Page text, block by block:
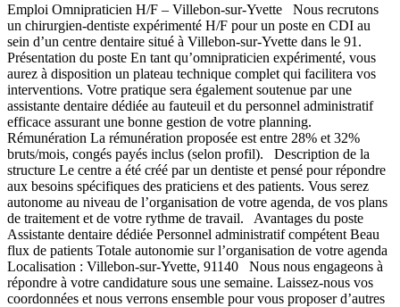
Emploi Omnipraticien H/F – Villebon-sur-Yvette Nous recrutons
un chirurgien-dentiste expérimenté H/F pour un poste en CDI au
sein d’un centre dentaire situé à Villebon-sur-Yvette dans le 91.
Présentation du poste En tant qu’omnipraticien expérimenté, vous
aurez à disposition un plateau technique complet qui facilitera vos
interventions. Votre pratique sera également soutenue par une
assistante dentaire dédiée au fauteuil et du personnel administratif
efficace assurant une bonne gestion de votre planning.
Rémunération La rémunération proposée est entre 28% et 32%
bruts/mois, congés payés inclus (selon profil). Description de la
structure Le centre a été créé par un dentiste et pensé pour répondre
aux besoins spécifiques des praticiens et des patients. Vous serez
autonome au niveau de l’organisation de votre agenda, de vos plans
de traitement et de votre rythme de travail. Avantages du poste
Assistante dentaire dédiée Personnel administratif compétent Beau
flux de patients Totale autonomie sur l’organisation de votre agenda
Localisation : Villebon-sur-Yvette, 91140 Nous nous engageons à
répondre à votre candidature sous une semaine. Laissez-nous vos
coordonnées et nous verrons ensemble pour vous proposer d’autres